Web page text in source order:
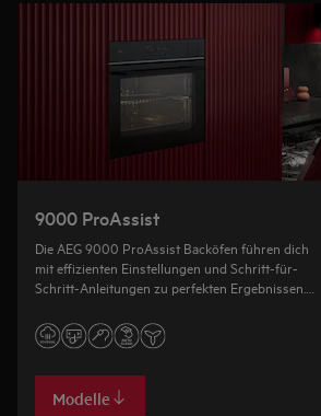
9000 ProAssist
Die AEG 9000 ProAssist Backöfen führen dich
mit effizienten Einstellungen und Schritt-für-
Schritt-Anleitungen zu perfekten Ergebnissen.
über Dampfprogramme.
Modelle